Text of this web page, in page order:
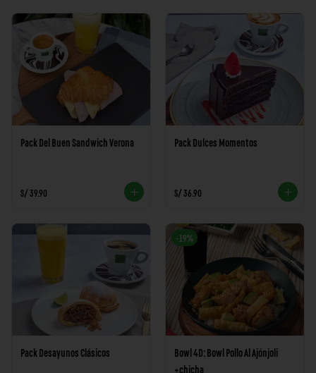
Pack Del Buen Sandwich Verona
S/ 39.90
Pack Dulces Momentos
S/ 36.90
Pack Desayunos Clásicos
-19%
Bowl 4D: Bowl Pollo Al Ajónjoli
+chicha